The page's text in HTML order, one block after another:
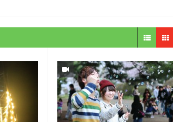
クラシコ)
- 12 years
- 13 years ago
- 11 years ago
循環型農業をめぐるツアー 〜米im♪My夢
- 11 years ago
NPO法人 シチズンスポーツ奥州- 12 years ago